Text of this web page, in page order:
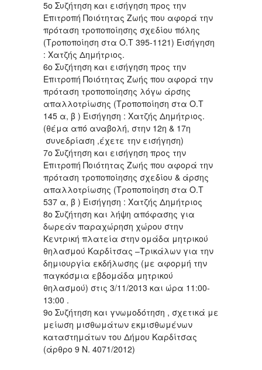
5ο Συζήτηση και εισήγηση προς την
Επιτροπή Ποιότητας Ζωής που αφορά την
πρόταση τροποποίησης σχεδίου πόλης
(Τροποποίηση στα Ο.Τ 395-1121) Εισήγηση
: Χατζής Δημήτριος.
6ο Συζήτηση και εισήγηση προς την
Επιτροπή Ποιότητας Ζωής που αφορά την
πρόταση τροποποίησης λόγω άρσης
απαλλοτρίωσης (Τροποποίηση στα Ο.Τ
145 α, β ) Εισήγηση : Χατζής Δημήτριος.
(θέμα από αναβολή, στην 12η & 17η
συνεδρίαση ,έχετε την εισήγηση)
7ο Συζήτηση και εισήγηση προς την
Επιτροπή Ποιότητας Ζωής που αφορά την
πρόταση τροποποίησης σχεδίου & άρσης
απαλλοτρίωσης (Τροποποίηση στα Ο.Τ
537 α, β ) Εισήγηση : Χατζής Δημήτριος
8o Συζήτηση και λήψη απόφασης για
δωρεάν παραχώρηση χώρου στην
Κεντρική πλατεία στην ομάδα μητρικού
θηλασμού Καρδίτσας –Τρικάλων για την
δημιουργία εκδήλωσης (με αφορμή την
παγκόσμια εβδομάδα μητρικού
θηλασμού) στις 3/11/2013 και ώρα 11:00-
13:00 .
9ο Συζήτηση και γνωμοδότηση , σχετικά με
μείωση μισθωμάτων εκμισθωμένων
καταστημάτων του Δήμου Καρδίτσας
(άρθρο 9 Ν. 4071/2012)